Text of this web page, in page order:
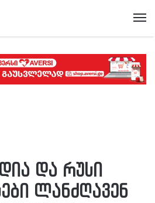
და რუსი
ლანძღავენ